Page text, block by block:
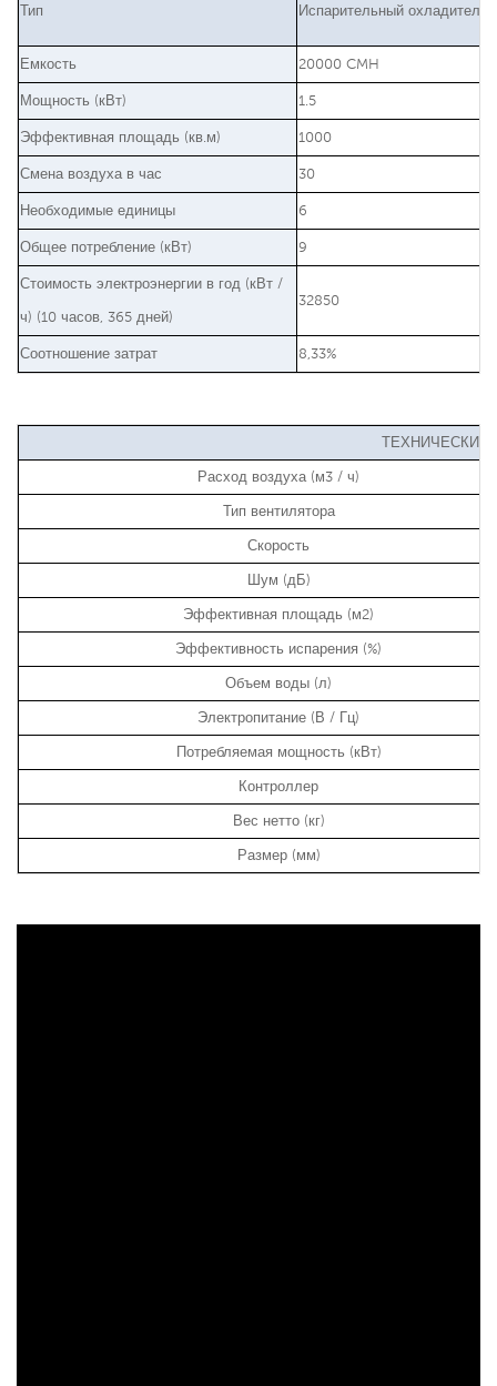
Тип Испарительный охладитель
Емкость 20000 CMH
Мощность (кВт) 1.5
Эффективная площадь (кв.м) 1000
Смена воздуха в час 30
Необходимые единицы 6
Общее потребление (кВт) 9
Стоимость электроэнергии в год (кВт /
ч) (10 часов, 365 дней)
32850
Соотношение затрат 8,33%
ТЕХНИЧЕСКИЕ
Расход воздуха (м3 / ч)
Тип вентилятора
Скорость
Шум (дБ)
Эффективная площадь (м2)
Эффективность испарения (%)
Объем воды (л)
Электропитание (В / Гц)
Потребляемая мощность (кВт)
Контроллер
Вес нетто (кг)
Размер (мм)